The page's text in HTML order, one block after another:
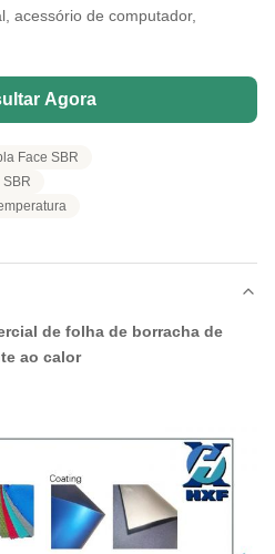
acessório de computador,
Agora
Face SBR
de folha de borracha de
ao calor